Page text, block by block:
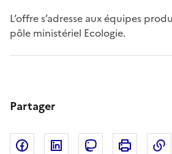
L’offre s’adresse aux équipes
pôle ministériel Ecologie.
Partager
Partager sur Facebook
Partager sur LinkedIn
Partager surImprimer